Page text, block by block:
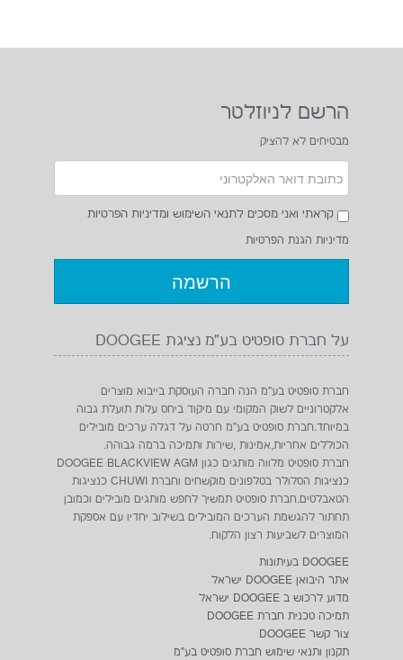
הרשם לניוזלטר
מבטיחים לא להציק
קראתי ואני מסכים לתנאי השימוש ומדיניות הפרטיות
מדיניות הגנת הפרטיות
על חברת סופטיט בע"מ נציגת DOOGEE
חברת סופטיט בע"מ הנה חברה העוסקת בייבוא מוצרים
אלקטרוניים לשוק המקומי עם מיקוד ביחס עלות תועלת גבוה
במיוחד.חברת סופטיט בע"מ חרטה על דגלה ערכים מובילים
הכוללים אחריות,אמינות ,שירות ותמיכה ברמה גבוהה.
חברת סופטיט מלווה מותגים כגון DOOGEE BLACKVIEW AGM
כנציגות הסלולר בטלפונים מוקשחים וחברת CHUWI כנציגות
הטאבלטים.חברת סופטיט תמשיך לחפש מותגים מובילים וכמובן
תחתור להגשמת הערכים המובילים בשילוב יחדיו עם אספקת
המוצרים לשביעות רצון הלקוח.
DOOGEE בעיתונות
אתר היבואן DOOGEE ישראל
מדוע לרכוש ב DOOGEE ישראל
תמיכה טכנית חברת DOOGEE
צור קשר DOOGEE
תקנון ותנאי שימוש חברת סופטיט בע"מ